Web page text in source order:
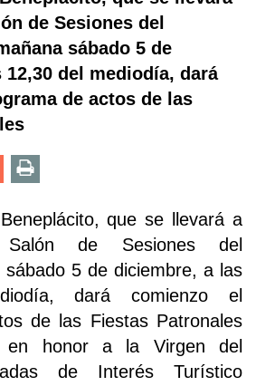
de Sesiones del
sábado 5 de
del mediodía, dará
de actos de las
que se llevará a
de Sesiones del
sábado 5 de diciembre, a las
dará comienzo el
de las Fiestas Patronales
en honor a la Virgen del
de Interés Turístico